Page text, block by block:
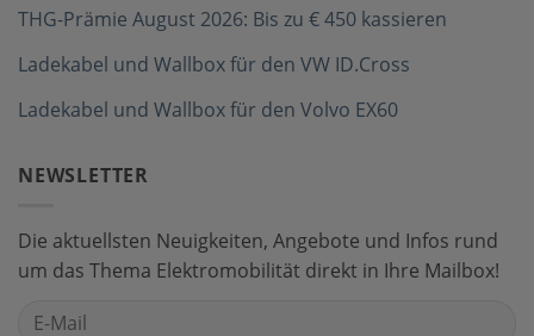
THG-Prämie August 2026: Bis zu € 450 kassieren
Ladekabel und Wallbox für den VW ID.Cross
Ladekabel und Wallbox für den Volvo EX60
NEWSLETTER
Die aktuellsten Neuigkeiten, Angebote und Infos rund
um das Thema Elektromobilität direkt in Ihre Mailbox!